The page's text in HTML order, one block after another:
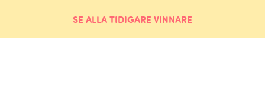
SE ALLA TIDIGARE VINNARE